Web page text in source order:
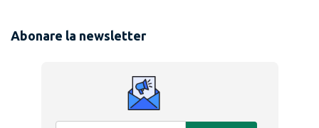
Abonare la newsletter